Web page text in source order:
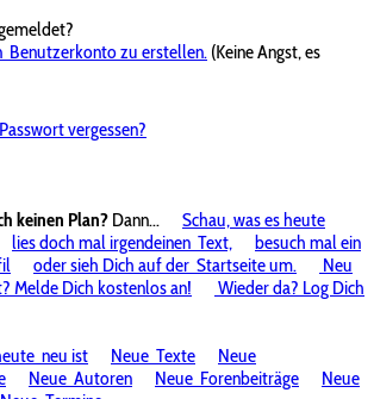
Benutzerkonto zu erstellen. (Keine Angst, es
Passwort vergessen?
keinen Plan? Dann...
Schau, was es heute
lies doch mal irgendeinen Text,
besuch mal ein
oder sieh Dich auf der Startseite um.
Neu
Melde Dich kostenlos an!
Wieder da? Log Dich
neu ist Neue Texte
Neue
Neue Autoren Neue Forenbeiträge
Neue